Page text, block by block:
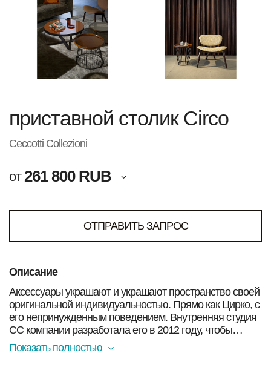
приставной столик Circo
Ceccotti Collezioni
от 261 800 RUB
ОТПРАВИТЬ ЗАПРОС
Описание
Аксессуары украшают и украшают пространство своей
оригинальной индивидуальностью. Прямо как Цирко, с
его непринужденным поведением. Внутренняя студия
CC компании разработала его в 2012 году, чтобы
сделать ассортимент продукции более полным.
Показать полностью